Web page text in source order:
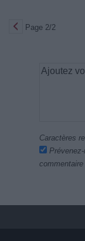
Page 2/2
Caractères
commentaire